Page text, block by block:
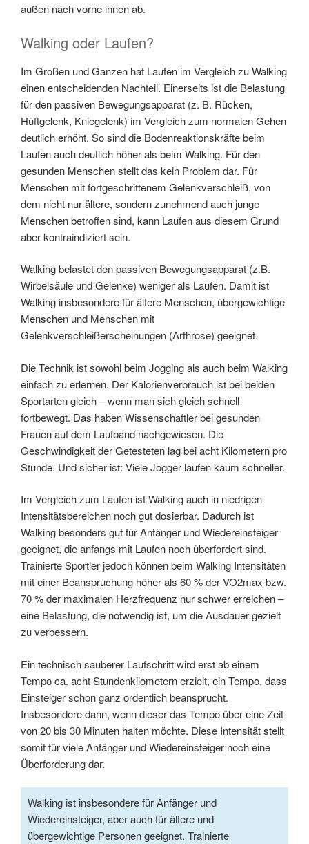
außen nach vorne innen ab.
Walking oder Laufen?
Im Großen und Ganzen hat Laufen im Vergleich zu Walking
einen entscheidenden Nachteil. Einerseits ist die Belastung
für den passiven Bewegungsapparat (z. B. Rücken,
Hüftgelenk, Kniegelenk) im Vergleich zum normalen Gehen
deutlich erhöht. So sind die Bodenreaktionskräfte beim
Laufen auch deutlich höher als beim Walking. Für den
gesunden Menschen stellt das kein Problem dar. Für
Menschen mit fortgeschrittenem Gelenkverschleiß, von
dem nicht nur ältere, sondern zunehmend auch junge
Menschen betroffen sind, kann Laufen aus diesem Grund
aber kontraindiziert sein.
Walking belastet den passiven Bewegungsapparat (z.B.
Wirbelsäule und Gelenke) weniger als Laufen. Damit ist
Walking insbesondere für ältere Menschen, übergewichtige
Menschen und Menschen mit
Gelenkverschleißerscheinungen (Arthrose) geeignet.
Die Technik ist sowohl beim Jogging als auch beim Walking
einfach zu erlernen. Der Kalorienverbrauch ist bei beiden
Sportarten gleich – wenn man sich gleich schnell
fortbewegt. Das haben Wissenschaftler bei gesunden
Frauen auf dem Laufband nachgewiesen. Die
Geschwindigkeit der Getesteten lag bei acht Kilometern pro
Stunde. Und sicher ist: Viele Jogger laufen kaum schneller.
Im Vergleich zum Laufen ist Walking auch in niedrigen
Intensitätsbereichen noch gut dosierbar. Dadurch ist
Walking besonders gut für Anfänger und Wiedereinsteiger
geeignet, die anfangs mit Laufen noch überfordert sind.
Trainierte Sportler jedoch können beim Walking Intensitäten
mit einer Beanspruchung höher als 60 % der VO2max bzw.
70 % der maximalen Herzfrequenz nur schwer erreichen –
eine Belastung, die notwendig ist, um die Ausdauer gezielt
zu verbessern.
Ein technisch sauberer Laufschritt wird erst ab einem
Tempo ca. acht Stundenkilometern erzielt, ein Tempo, dass
Einsteiger schon ganz ordentlich beansprucht.
Insbesondere dann, wenn dieser das Tempo über eine Zeit
von 20 bis 30 Minuten halten möchte. Diese Intensität stellt
somit für viele Anfänger und Wiedereinsteiger noch eine
Überforderung dar.
Walking ist insbesondere für Anfänger und
Wiedereinsteiger, aber auch für ältere und
übergewichtige Personen geeignet. Trainierte